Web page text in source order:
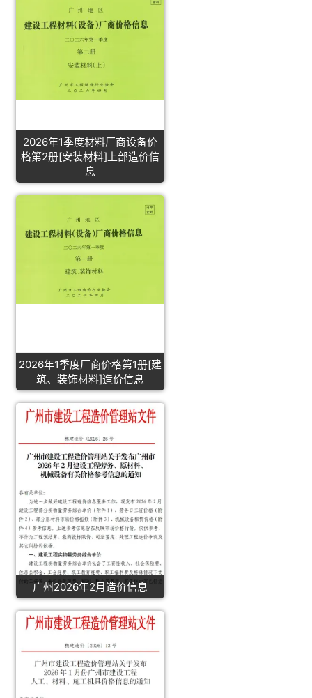
2026年1季度材料厂商设备价
格第2册[安装材料]上部造价信
息
2026年1季度厂商价格第1册[建
筑、装饰材料]造价信息
广州2026年2月造价信息